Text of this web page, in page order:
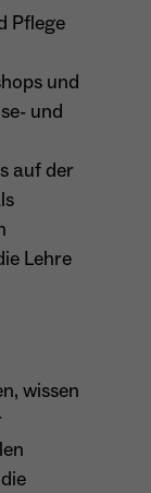
Pflege
und
und
auf der
Lehre
wissen